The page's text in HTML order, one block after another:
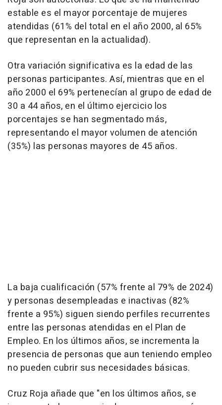
estable es el mayor porcentaje de mujeres
atendidas (61% del total en el año 2000, al 65%
que representan en la actualidad).
Otra variación significativa es la edad de las
personas participantes. Así, mientras que en el
año 2000 el 69% pertenecían al grupo de edad de
30 a 44 años, en el último ejercicio los
porcentajes se han segmentado más,
representando el mayor volumen de atención
(35%) las personas mayores de 45 años.
La baja cualificación (57% frente al 79% de 2024)
y personas desempleadas e inactivas (82%
frente a 95%) siguen siendo perfiles recurrentes
entre las personas atendidas en el Plan de
Empleo. En los últimos años, se incrementa la
presencia de personas que aun teniendo empleo
no pueden cubrir sus necesidades básicas.
Cruz Roja añade que "en los últimos años, se